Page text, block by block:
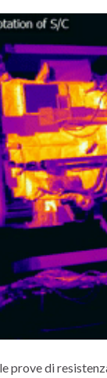
prove di